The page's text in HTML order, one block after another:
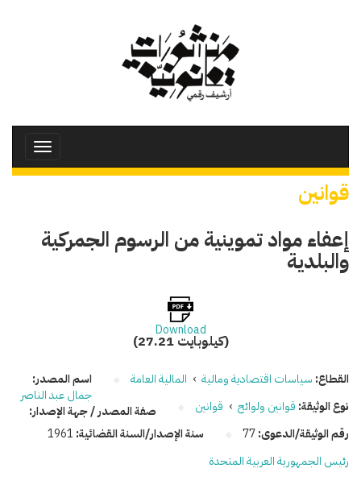
Toggle
قوانين
إعفاء مواد تموينية من الرسوم الجمركية
والبلدية
Download
(27.21 كيلوبايت)
القطاع: سياسات اقتصادية ومالية › المالية العامة
نوع الوثيقة: قوانين ولوائح › قوانين
رقم الوثيقة/الدعوى:77 سنة الإصدار/السنة القضائية: 1961
اسم المصدر:
جمال عبد الناصر
صفة المصدر / جهة الإصدار:
رئيس الجمهورية العربية المتحدة